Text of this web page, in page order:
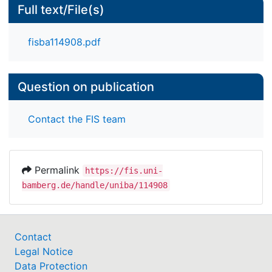
Full text/File(s)
fisba114908.pdf
Question on publication
Contact the FIS team
Permalink
https://fis.uni-
bamberg.de/handle/uniba/114908
Contact
Legal Notice
Data Protection